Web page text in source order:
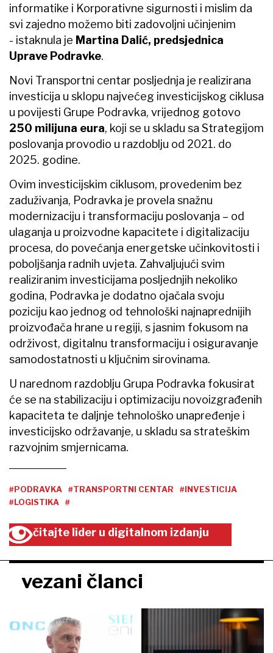
informatike i Korporativne sigurnosti i mislim da
svi zajedno možemo biti zadovoljni učinjenim
- istaknula je Martina Dalić, predsjednica
Uprave Podravke.
Novi Transportni centar posljednja je realizirana
investicija u sklopu najvećeg investicijskog ciklusa
u povijesti Grupe Podravka, vrijednog gotovo
250 milijuna eura, koji se u skladu sa Strategijom
poslovanja provodio u razdoblju od 2021. do
2025. godine.
Ovim investicijskim ciklusom, provedenim bez
zaduživanja, Podravka je provela snažnu
modernizaciju i transformaciju poslovanja – od
ulaganja u proizvodne kapacitete i digitalizaciju
procesa, do povećanja energetske učinkovitosti i
poboljšanja radnih uvjeta. Zahvaljujući svim
realiziranim investicijama posljednjih nekoliko
godina, Podravka je dodatno ojačala svoju
poziciju kao jednog od tehnološki najnaprednijih
proizvođača hrane u regiji, s jasnim fokusom na
održivost, digitalnu transformaciju i osiguravanje
samodostatnosti u ključnim sirovinama.
U narednom razdoblju Grupa Podravka fokusirat
će se na stabilizaciju i optimizaciju novoizgrađenih
kapaciteta te daljnje tehnološko unapređenje i
investicijsko održavanje, u skladu sa strateškim
razvojnim smjernicama.
#PODRAVKA #TRANSPORTNI CENTAR
#INVESTICIJA
#LOGISTIKA
#
čitajte lider u digitalnom izdanju
vezani članci